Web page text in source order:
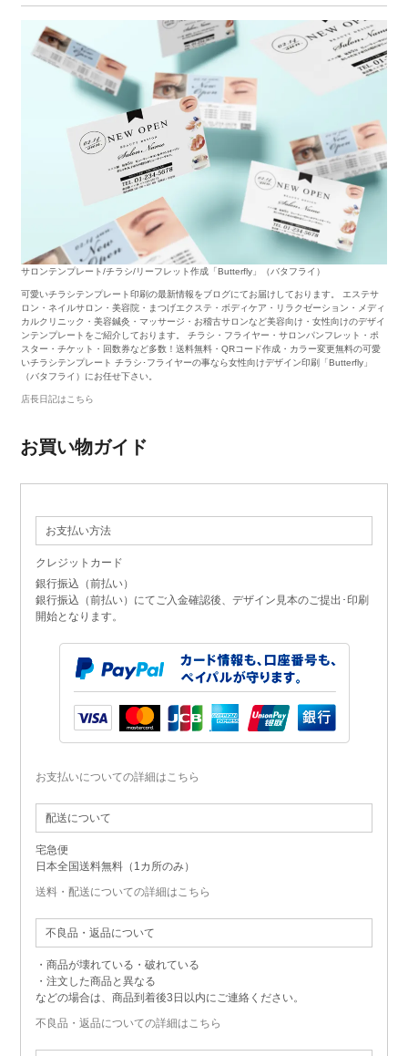
サロンテンプレート/チラシ/リーフレット作成「Butterfly」（バタフライ）
可愛いチラシテンプレート印刷の最新情報をブログにてお届けしております。 エステサ
ロン・ネイルサロン・美容院・まつげエクステ・ボディケア・リラクゼーション・メディ
カルクリニック・美容鍼灸・マッサージ・お稽古サロンなど美容向け・女性向けのデザイ
ンテンプレートをご紹介しております。 チラシ・フライヤー・サロンパンフレット・ポ
スター・チケット・回数券など多数！送料無料・QRコード作成・カラー変更無料の可愛
いチラシテンプレート チラシ･フライヤーの事なら女性向けデザイン印刷「Butterfly」
（バタフライ）にお任せ下さい。
店長日記はこちら
お買い物ガイド
お支払い方法
クレジットカード
銀行振込（前払い）
銀行振込（前払い）にてご入金確認後、デザイン見本のご提出･印刷
開始となります。
お支払いについての詳細はこちら
配送について
宅急便
日本全国送料無料（1カ所のみ）
送料・配送についての詳細はこちら
不良品・返品について
・商品が壊れている・破れている
・注文した商品と異なる
などの場合は、商品到着後3日以内にご連絡ください。
不良品・返品についての詳細はこちら